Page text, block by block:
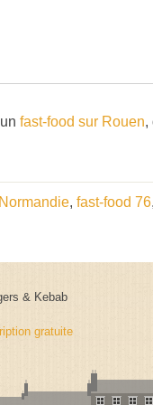
fast-food sur Rouen,
, fast-food 76,
& Kebab
gratuite